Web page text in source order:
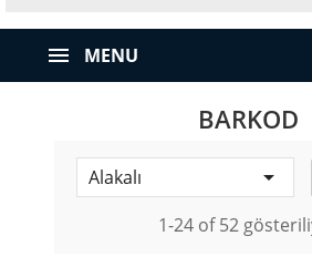
MENU
BARKOD
Alakalı 
1-24 of 52